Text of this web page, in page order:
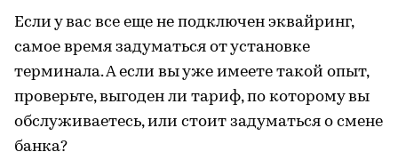
Если у вас все еще не подключен эквайринг,
самое время задуматься от установке
терминала. А если вы уже имеете такой опыт,
проверьте, выгоден ли тариф, по которому вы
обслуживаетесь, или стоит задуматься о смене
банка?